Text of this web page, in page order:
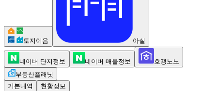
토지이음 아실
네이버 단지정보 네이버 매물정보
호갱노노
부동산플래닛
기본내역
현황정보